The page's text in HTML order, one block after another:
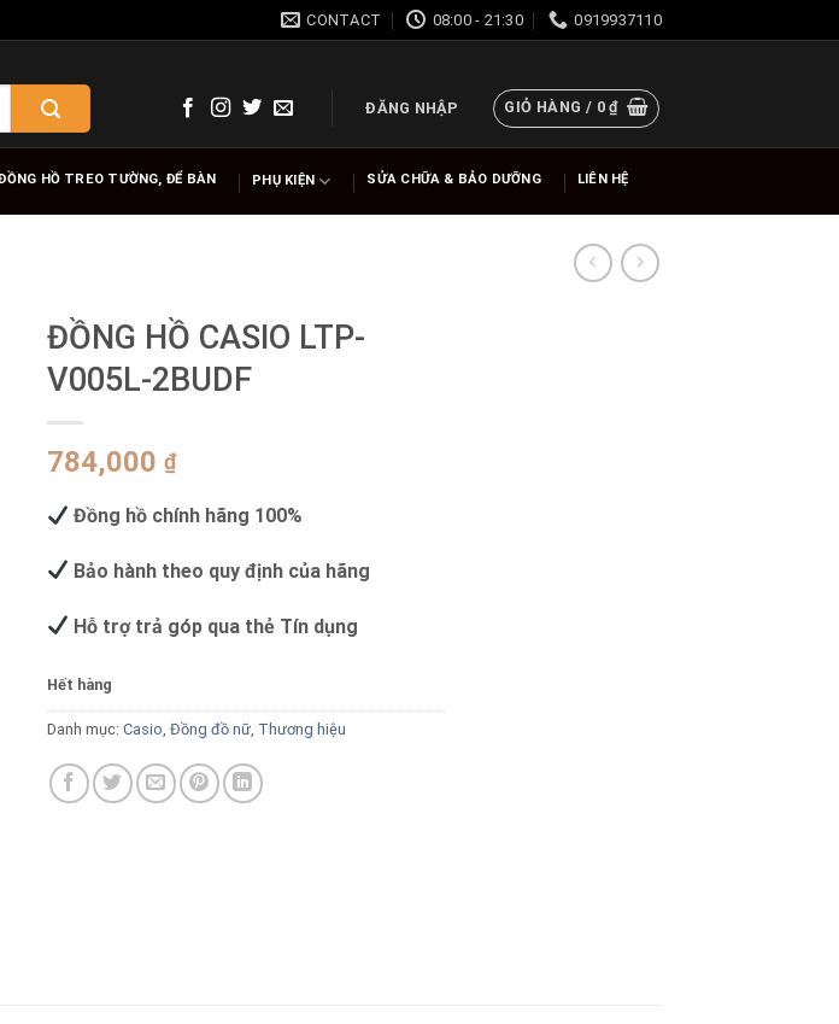
CONTACT 08:00 - 21:30 0919937110
ĐĂNG NHẬP GIỎ HÀNG / 0₫
HỒ TREO TƯỜNG, ĐỂ BÀN PHỤ KIỆN SỬA CHỮA & BẢO DƯỠNG LIÊN HỆ
ĐỒNG HỒ CASIO LTP-
V005L-2BUDF
784,000 ₫
Đồng hồ chính hãng 100%
Bảo hành theo quy định của hãng
Hỗ trợ trả góp qua thẻ Tín dụng
Hết hàng
Danh mục: Casio, Đồng đồ nữ, Thương hiệu